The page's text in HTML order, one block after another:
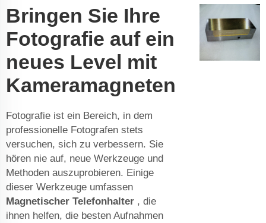
Bringen Sie Ihre
Fotografie auf ein
neues Level mit
Kameramagneten
Fotografie ist ein Bereich, in dem
professionelle Fotografen stets
versuchen, sich zu verbessern. Sie
hören nie auf, neue Werkzeuge und
Methoden auszuprobieren. Einige
dieser Werkzeuge umfassen
Magnetischer Telefonhalter , die
ihnen helfen, die besten Aufnahmen